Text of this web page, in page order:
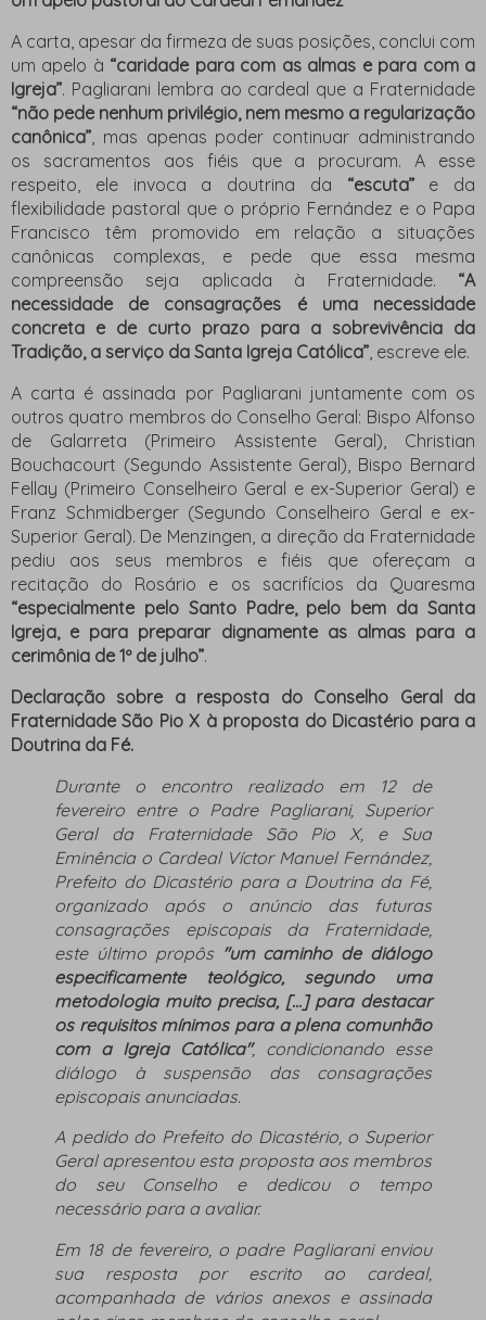
A carta, apesar da firmeza de suas posições, conclui com
um apelo à “caridade para com as almas e para com a
Igreja”. Pagliarani lembra ao cardeal que a Fraternidade
“não pede nenhum privilégio, nem mesmo a regularização
canônica”, mas apenas poder continuar administrando
os sacramentos aos fiéis que a procuram. A esse
respeito, ele invoca a doutrina da “escuta”e da
flexibilidade pastoral que o próprio Fernández e o Papa
Francisco têm promovido em relação a situações
canônicas complexas, e pede que essa mesma
compreensão seja aplicada à Fraternidade. “A
necessidade de consagrações é uma necessidade
concreta e de curto prazo para a sobrevivência da
Tradição, a serviço da Santa Igreja Católica”, escreve ele.
A carta é assinada por Pagliarani juntamente com os
outros quatro membros do Conselho Geral: Bispo Alfonso
de Galarreta (Primeiro Assistente Geral), Christian
Bouchacourt (Segundo Assistente Geral), Bispo Bernard
Fellay (Primeiro Conselheiro Geral e ex-Superior Geral) e
Franz Schmidberger (Segundo Conselheiro Geral e ex-
Superior Geral). De Menzingen, a direção da Fraternidade
pediu aos seus membros e fiéis que ofereçam a
recitação do Rosário e os sacrifícios da Quaresma
“especialmente pelo Santo Padre, pelo bem da Santa
Igreja, e para preparar dignamente as almas para a
cerimônia de 1º de julho”.
Declaração sobre a resposta do Conselho Geral da
Fraternidade São Pio X à proposta do Dicastério para a
Doutrina da Fé.
Durante o encontro realizado em 12 de
fevereiro entre o Padre Pagliarani, Superior
Geral da Fraternidade São Pio X, e Sua
Eminência o Cardeal Víctor Manuel Fernández,
Prefeito do Dicastério para a Doutrina da Fé,
organizado após o anúncio das futuras
consagrações episcopais da Fraternidade,
este último propôs "um caminho de diálogo
especificamente teológico, segundo uma
metodologia muito precisa, [...] para destacar
os requisitos mínimos para a plena comunhão
com a Igreja Católica", condicionando esse
diálogo à suspensão das consagrações
episcopais anunciadas.
A pedido do Prefeito do Dicastério, o Superior
Geral apresentou esta proposta aos membros
do seu Conselho e dedicou o tempo
necessário para a avaliar.
Em 18 de fevereiro, o padre Pagliarani enviou
sua resposta por escrito ao cardeal,
acompanhada de vários anexos e assinada